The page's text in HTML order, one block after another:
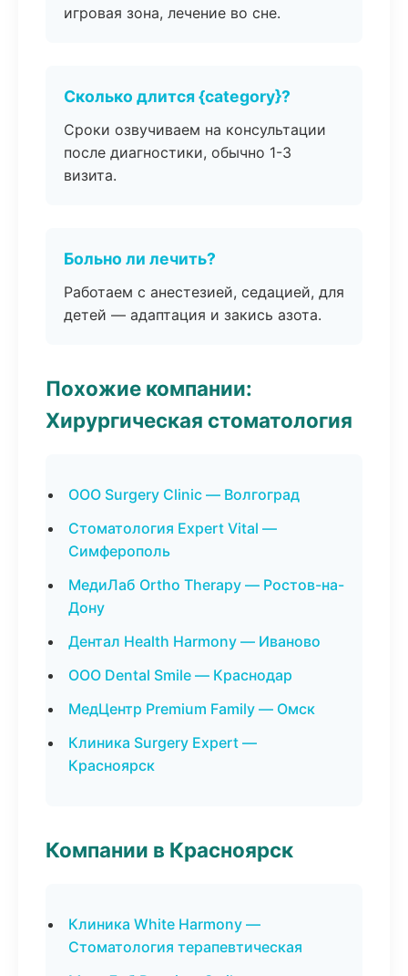
игровая зона, лечение во сне.
Сколько длится {category}?
Сроки озвучиваем на консультации
после диагностики, обычно 1-3
визита.
Больно ли лечить?
Работаем с анестезией, седацией, для
детей — адаптация и закись азота.
Похожие компании:
Хирургическая стоматология
ООО Surgery Clinic — Волгоград
Стоматология Expert Vital —
Симферополь
МедиЛаб Ortho Therapy — Ростов-на-
Дону
Дентал Health Harmony — Иваново
ООО Dental Smile — Краснодар
МедЦентр Premium Family — Омск
Клиника Surgery Expert —
Красноярск
Компании в Красноярск
Клиника White Harmony —
Стоматология терапевтическая